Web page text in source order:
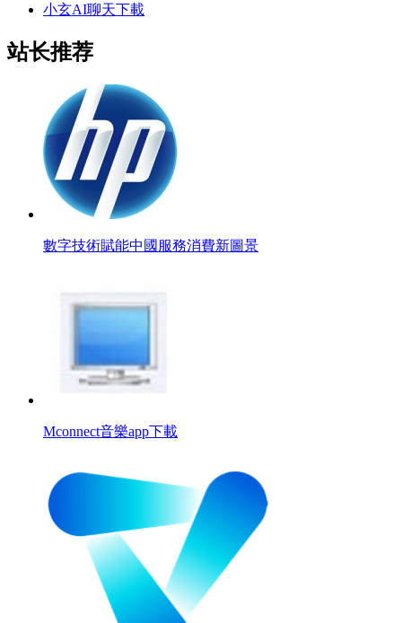
小玄AI聊天下載
站长推荐
數字技術賦能中國服務消費新圖景
Mconnect音樂app下載